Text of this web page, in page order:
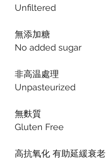
Unfiltered
無添加糖
No added sugar
非高温處理
Unpasteurized
無麩質
Gluten Free
高抗氧化 有助延緩衰老